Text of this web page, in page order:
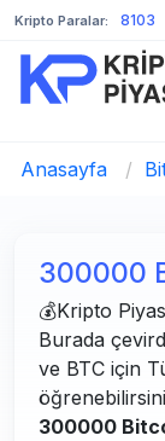
Kripto Paralar: 8103
Anasayfa /
300000
💰Kripto
Burada
ve BTC için
300000